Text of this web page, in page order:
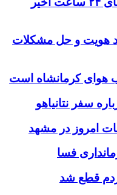
هویت و حل مشکلات
هوای کرمانشاه است
سفر نتانیاهو
امروز در مشهد
قطع شد